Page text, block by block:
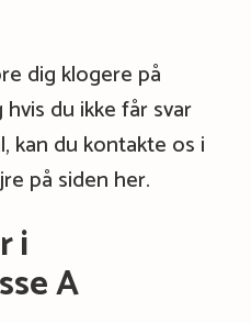
dig klogere på
du ikke får svar
kan du kontakte os i
på siden her.
i
A